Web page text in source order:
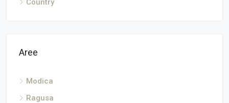
Aree
Modica
Ragusa